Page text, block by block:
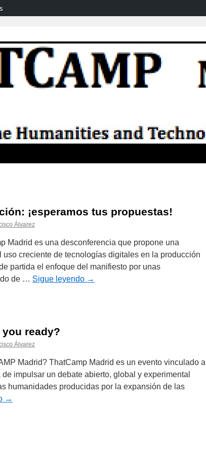
¡esperamos tus propuestas!
Álvarez
Madrid es una desconferencia que propone una
creciente de tecnologías digitales en la producción
partida el enfoque del manifiesto por unas
de … Sigue leyendo →
ready?
Álvarez
Madrid? ThatCamp Madrid es un evento vinculado al
impulsar un debate abierto, global y experimental
humanidades producidas por la expansión de las
→